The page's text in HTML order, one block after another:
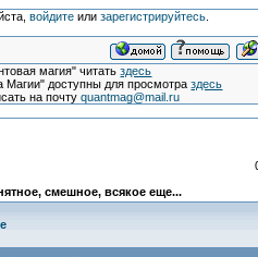
войдитеили зарегистрируйтесь.
магия" читатьздесь
Магии" доступны для просмотраздесь
на почтуquantmag@mail.ru
смешное, всякое еще...